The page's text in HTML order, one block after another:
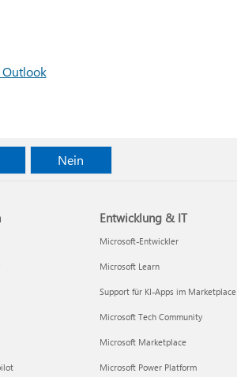
Outlook
Nein
Entwicklung & IT
Microsoft-Entwickler
Microsoft Learn
Support für KI-Apps im Marketplace
Microsoft Tech Community
Microsoft Marketplace
Microsoft Power Platform